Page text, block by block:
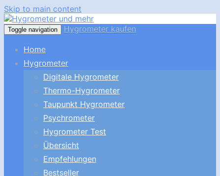
Skip to main content
Toggle navigation Hygrometer kaufen
Home
Hygrometer
Digitale Hygrometer
Thermo-Hygrometer
Taupunkt Hygrometer
Psychrometer
Hygrometer Test
Übersicht
Empfehlungen
Bestseller